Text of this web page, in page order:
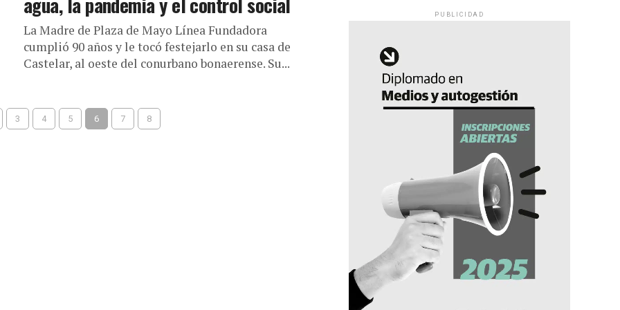
La Madre de Plaza de Mayo Línea Fundadora
cumplió 90 años y le tocó festejarlo en su casa de
Castelar, al oeste del conurbano bonaerense. Su...
3 4 5 6 7 8
PUBLICIDAD